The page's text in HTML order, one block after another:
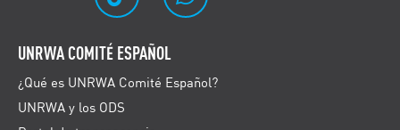
UNRWA COMITÉ ESPAÑOL
¿Qué es UNRWA Comité Español?
UNRWA y los ODS